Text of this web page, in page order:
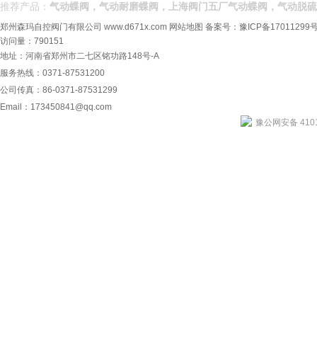
推荐产品： 气动蝶阀，气动耐磨蝶阀，上海阀门五厂气动蝶阀，气动脱
郑州森玛自控阀门有限公司 www.d671x.com 网站地图 备案号： 豫ICP备17011299
访问量：790151
地址：河南省郑州市二七区铭功路148号-A
服务热线：0371-87531200
公司传真：86-0371-87531299
Email： 173450841@qq.com
豫公网安备